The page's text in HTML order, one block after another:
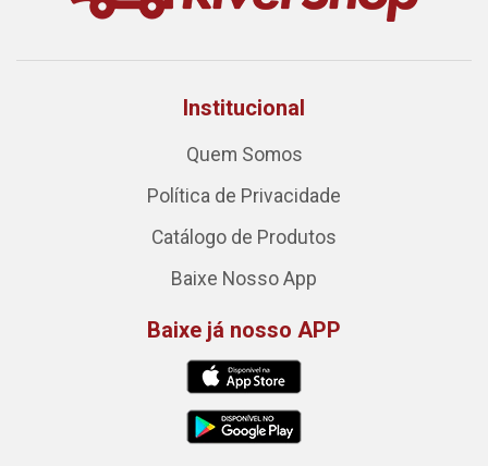
Institucional
Quem Somos
Política de Privacidade
Catálogo de Produtos
Baixe Nosso App
Baixe já nosso APP